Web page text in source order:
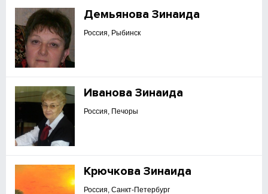
Демьянова Зинаида
Россия, Рыбинск
Иванова Зинаида
Россия, Печоры
Крючкова Зинаида
Россия, Санкт-Петербург